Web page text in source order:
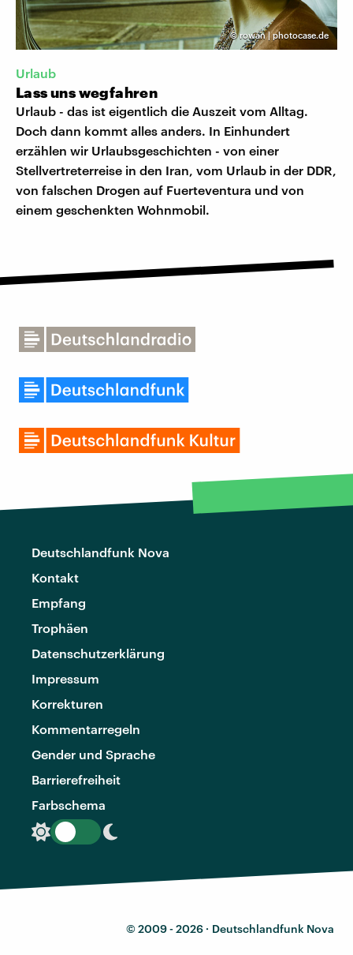
©rowan | photocase.de
Urlaub
Lass uns wegfahren
Urlaub - das ist eigentlich die Auszeit vom Alltag.
Doch dann kommt alles anders. In Einhundert
erzählen wir Urlaubsgeschichten - von einer
Stellvertreterreise in den Iran, vom Urlaub in der DDR,
von falschen Drogen auf Fuerteventura und von
einem geschenkten Wohnmobil.
Deutschlandfunk Nova
Kontakt
Empfang
Trophäen
Datenschutzerklärung
Impressum
Korrekturen
Kommentarregeln
Gender und Sprache
Barrierefreiheit
Farbschema
© 2009 - 2026 · Deutschlandfunk Nova